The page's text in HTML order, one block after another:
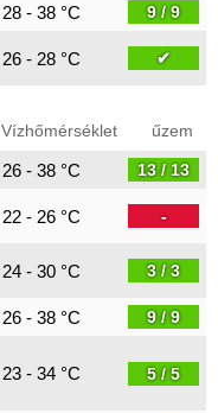
28 - 38 °C 9 / 9
26 - 28 °C ✔
Vízhőmérséklet űzem
26 - 38 °C 13 / 13
22 - 26 °C -
24 - 30 °C 3 / 3
26 - 38 °C 9 / 9
23 - 34 °C 5 / 5